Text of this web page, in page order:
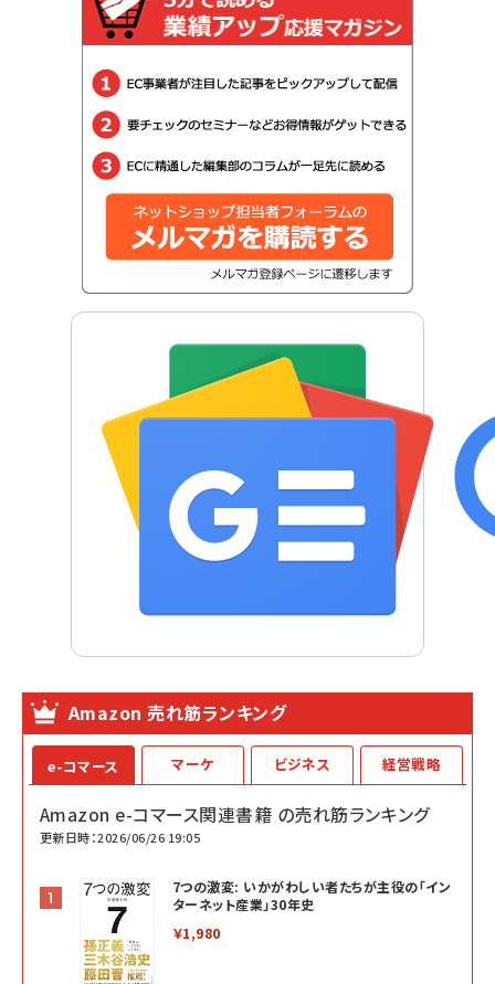
Amazon 売れ筋ランキング
e-コマース
Amazon e-コマース関連書籍 の売れ筋ランキング
更新日時：2026/06/26 19:05
7つの激変: いかがわしい者たちが主役の「イン
ターネット産業」30年史
￥1,980
マーケ ビジネス 経営戦略